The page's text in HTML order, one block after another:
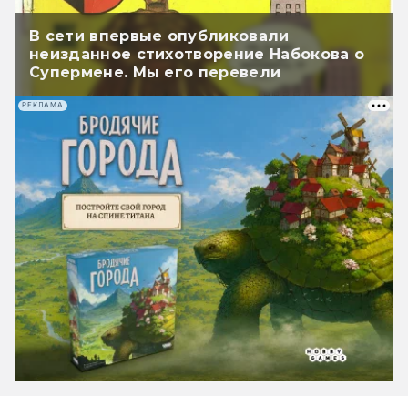
В сети впервые опубликовали
неизданное стихотворение Набокова о
Супермене. Мы его перевели
РЕКЛАМА